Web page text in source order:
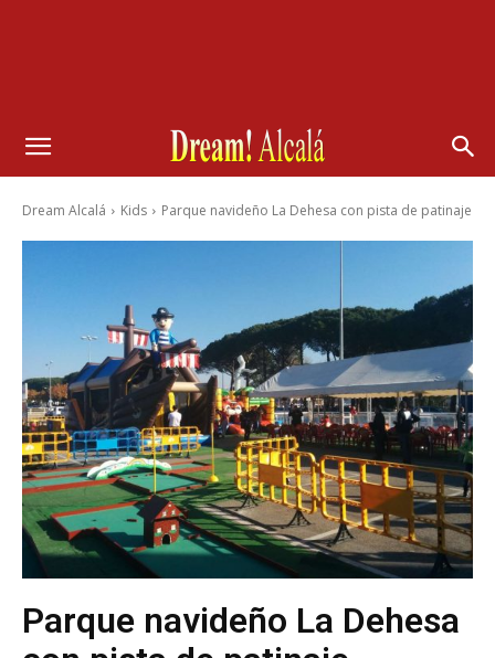
Dream Alcalá Kids Parque navideño La Dehesa con pista de patinaje
Parque navideño La Dehesa